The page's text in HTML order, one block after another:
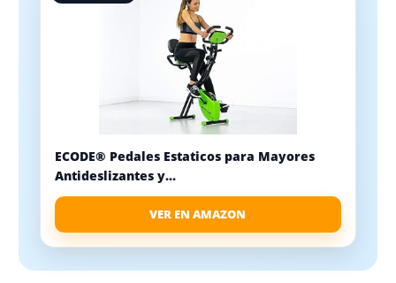
ECODE® Pedales Estaticos para Mayores
Antideslizantes y...
VER EN AMAZON